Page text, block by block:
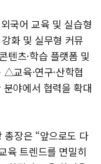
국어 교육 및 실습형
화 및 실무형 커뮤
츠·학습 플랫폼 및
교육·연구·산학협
야에서 협력을 확대
총장은 “앞으로도 다
육 트렌드를 면밀히